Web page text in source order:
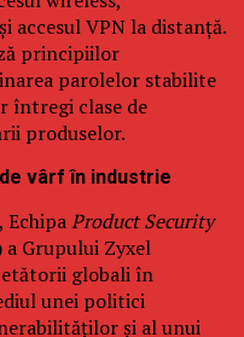
VPN la distanță.
principiilor
parolelor stabilite
întregi clase de
produselor.
vârf în industrie
EchipaProduct Security
a Grupului Zyxel
globali în
unei politici
și al unui